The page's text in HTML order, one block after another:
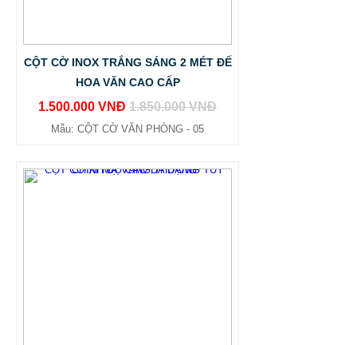
CỘT CỜ INOX TRẮNG SÁNG 2 MÉT ĐẾ
HOA VĂN CAO CẤP
1.500.000 VNĐ 1.850.000 VNĐ
Mẫu: CỘT CỜ VĂN PHÒNG - 05